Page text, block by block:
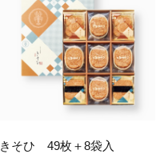
きそひ 49枚＋8袋入